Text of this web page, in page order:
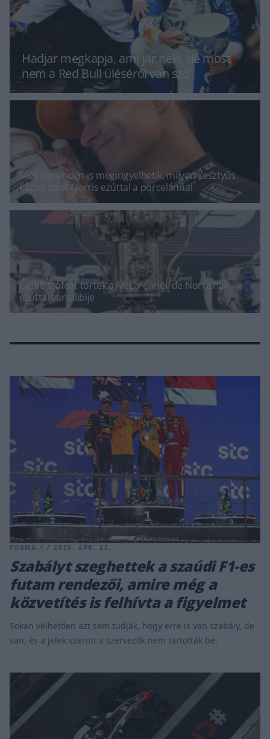
Hadjar megkapja, ami jár neki, de most
nem a Red Bull üléséről van szó
Még Herenden is megirigyelhetik, milyen kesztyűs
kézzel bánt Norris ezúttal a porcelánnal
Újabb trófeát törtek a McLarennél, de Norrisnak
ezúttal van alibije
FORMA-1 / 2025. ÁPR. 23.
Szabályt szeghettek a szaúdi F1-es
futam rendezői, amire még a
közvetítés is felhívta a figyelmet
Sokan vélhetően azt sem tudják, hogy erre is van szabály, de
van, és a jelek szerint a szervezők nem tartották be.